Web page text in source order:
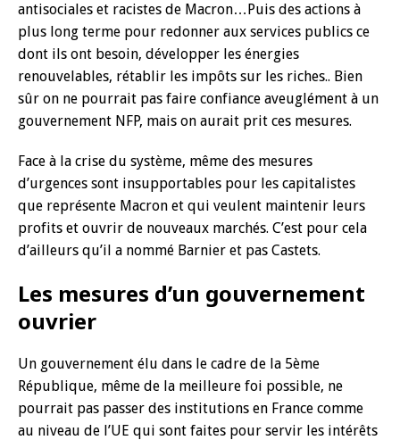
antisociales et racistes de Macron…Puis des actions à
plus long terme pour redonner aux services publics ce
dont ils ont besoin, développer les énergies
renouvelables, rétablir les impôts sur les riches.. Bien
sûr on ne pourrait pas faire confiance aveuglément à un
gouvernement NFP, mais on aurait prit ces mesures.
Face à la crise du système, même des mesures
d’urgences sont insupportables pour les capitalistes
que représente Macron et qui veulent maintenir leurs
profits et ouvrir de nouveaux marchés. C’est pour cela
d’ailleurs qu’il a nommé Barnier et pas Castets.
Les mesures d’un gouvernement
ouvrier
Un gouvernement élu dans le cadre de la 5ème
République, même de la meilleure foi possible, ne
pourrait pas passer des institutions en France comme
au niveau de l’UE qui sont faites pour servir les intérêts